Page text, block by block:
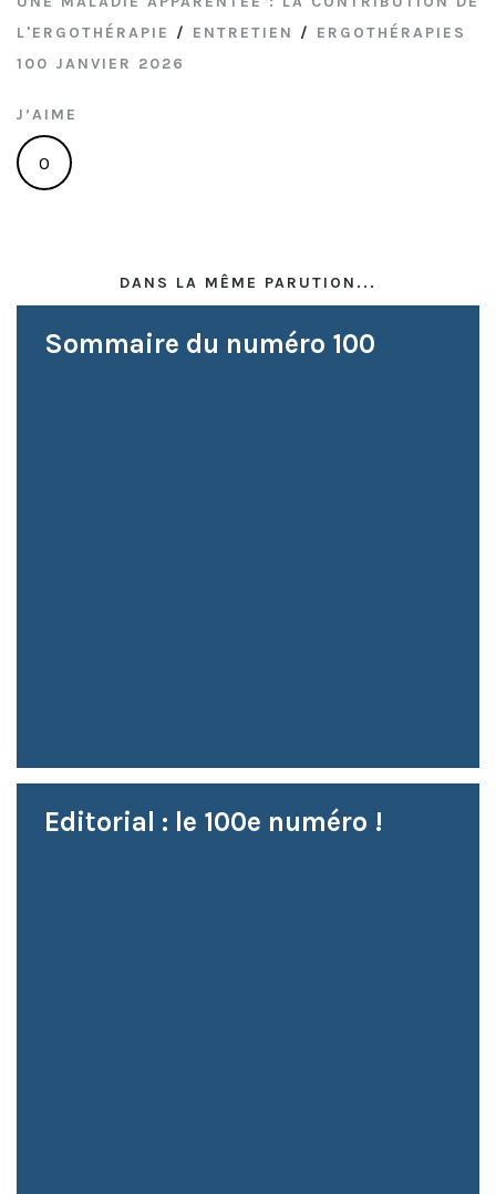
L'ERGOTHÉRAPIE / ENTRETIEN / ERGOTHÉRAPIES
100 JANVIER 2026
J’AIME
0
DANS LA MÊME PARUTION...
Sommaire du numéro 100
Editorial : le 100e numéro !